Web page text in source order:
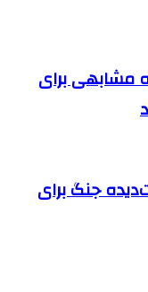
مشابهی برای
جنگ برای